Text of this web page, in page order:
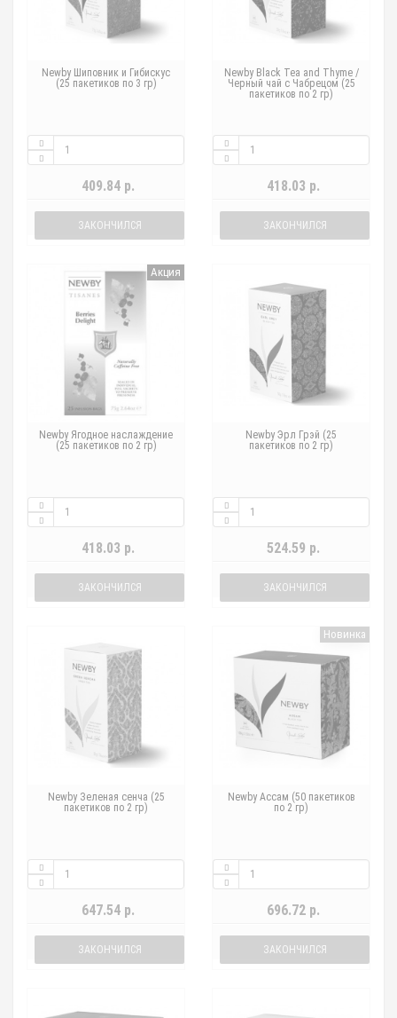
Newby Шиповник и Гибискус
(25 пакетиков по 3 гр)
409.84 р.
ЗАКОНЧИЛСЯ
Newby Black Tea and Thyme /
Черный чай с Чабрецом (25
пакетиков по 2 гр)
418.03 р.
ЗАКОНЧИЛСЯ
Акция
Newby Ягодное наслаждение
(25 пакетиков по 2 гр)
418.03 р.
ЗАКОНЧИЛСЯ
Newby Эрл Грэй (25
пакетиков по 2 гр)
524.59 р.
ЗАКОНЧИЛСЯ
Newby Зеленая сенча (25
пакетиков по 2 гр)
647.54 р.
ЗАКОНЧИЛСЯ
Новинка
Newby Ассам (50 пакетиков
по 2 гр)
696.72 р.
ЗАКОНЧИЛСЯ